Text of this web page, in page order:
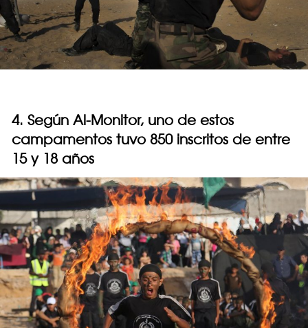
4. Según Al-Monitor, uno de estos
campamentos tuvo 850 inscritos de entre
15 y 18 años